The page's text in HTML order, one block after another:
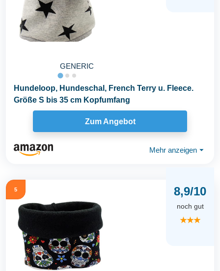
GENERIC
Hundeloop, Hundeschal, French Terry u. Fleece.
Größe S bis 35 cm Kopfumfang
Zum Angebot
Mehr anzeigen ⏷
5 8,9/10
noch gut
★★★